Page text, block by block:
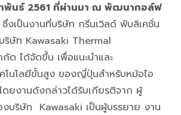
พันธ์ 2561 ที่ผ่านมา ณ พัฒนากอล์ฟ
ซึ่งเป็นงานที่บริษัท กรีนเวิลด์ พับลิเคชั่น
ษัท Kawasaki Thermal
ด ได้จัดขึ้น เพื่อแนะนำและ
โนโลยีขั้นสูง ของญี่ปุ่นสำหรับหม้อไอ
ยงานดังกล่าวได้รับเกียรติจาก ผู้
งบริษัท Kawasaki เป็นผู้บรรยาย งาน